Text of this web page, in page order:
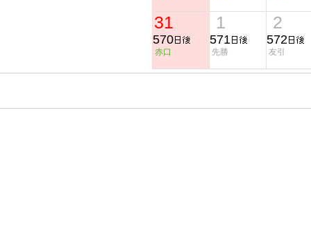
31
570
赤口
1
571
先勝
2
572
友引